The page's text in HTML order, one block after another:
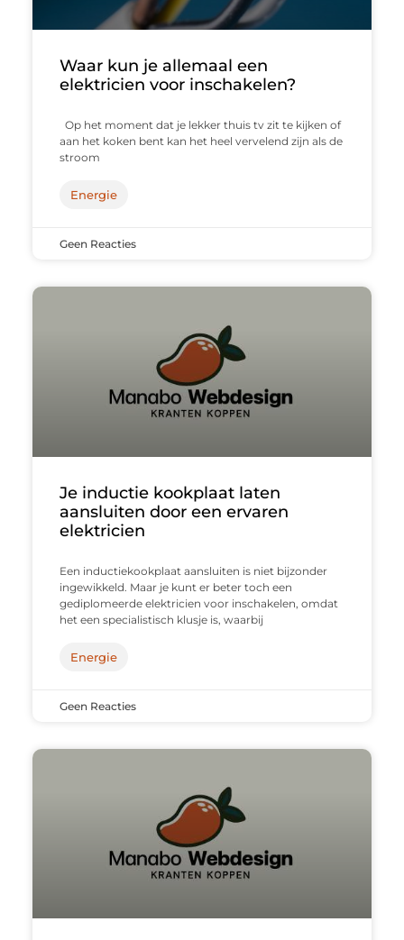
Waar kun je allemaal een
elektricien voor inschakelen?
Op het moment dat je lekker thuis tv zit te kijken of
aan het koken bent kan het heel vervelend zijn als de
stroom
Energie
Geen Reacties
Je inductie kookplaat laten
aansluiten door een ervaren
elektricien
Een inductiekookplaat aansluiten is niet bijzonder
ingewikkeld. Maar je kunt er beter toch een
gediplomeerde elektricien voor inschakelen, omdat
het een specialistisch klusje is, waarbij
Energie
Geen Reacties